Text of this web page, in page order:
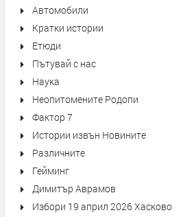
Автомобили
Кратки истории
Етюди
Пътувай с нас
Наука
Неопитомените Родопи
Фактор 7
Истории извън Новините
Различните
Гейминг
Димитър Аврамов
Избори 19 април 2026 Хасково